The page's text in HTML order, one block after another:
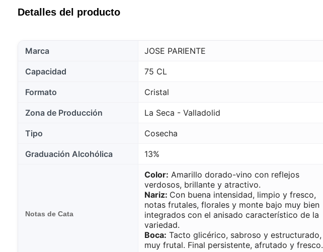
Detalles del producto
Marca JOSE PARIENTE
Capacidad 75 CL
Formato Cristal
Zona de Producción La Seca - Valladolid
Tipo Cosecha
Graduación Alcohólica 13%
Notas de Cata
Color: Amarillo dorado-vino con reflejos
verdosos, brillante y atractivo.
Nariz: Con buena intensidad, limpio y fresco,
notas frutales, florales y monte bajo muy bien
integrados con el anisado característico de la
variedad.
Boca: Tacto glicérico, sabroso y estructurado,
muy frutal. Final persistente, afrutado y fresco.